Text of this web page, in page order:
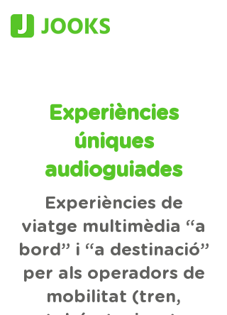
Experiències
úniques
audioguiades
Experiències de
viatge multimèdia “a
bord” i “a destinació”
per als operadors de
mobilitat (tren,